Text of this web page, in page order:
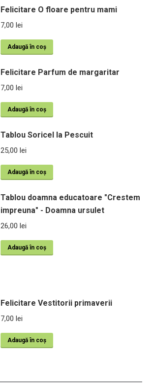
Felicitare O floare pentru mami
7,00 lei
Adaugă în coș
Felicitare Parfum de margaritar
7,00 lei
Adaugă în coș
Tablou Soricel la Pescuit
25,00 lei
Adaugă în coș
Tablou doamna educatoare "Crestem
impreuna" - Doamna ursulet
26,00 lei
Adaugă în coș
Felicitare Vestitorii primaverii
7,00 lei
Adaugă în coș